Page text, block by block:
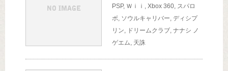
PSP, Ｗｉｉ , Xbox 360, スパロ
ボ, ソウルキャリバー, ディシプ
リン, ドリームクラブ, ナナシ ノ
ゲエム, 天誅